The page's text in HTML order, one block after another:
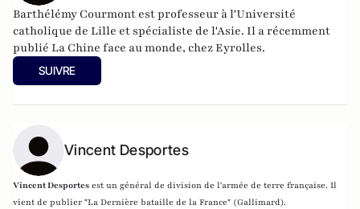
Barthélémy Courmont est professeur à l'Université
catholique de Lille et spécialiste de l'Asie. Il a récemment
publié La Chine face au monde, chez Eyrolles.
SUIVRE
Vincent Desportes
Vincent Desportes est un général de division de l'armée de terre française. Il
vient de publier "La Dernière bataille de la France" (Gallimard).